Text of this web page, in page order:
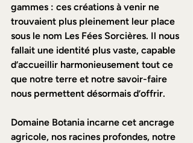
gammes : ces créations à venir ne
trouvaient plus pleinement leur place
sous le nom Les Fées Sorcières. Il nous
fallait une identité plus vaste, capable
d’accueillir harmonieusement tout ce
que notre terre et notre savoir-faire
nous permettent désormais d’offrir.
Domaine Botania incarne cet ancrage
agricole, nos racines profondes, notre